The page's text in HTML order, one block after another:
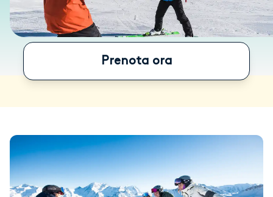
Prenota ora